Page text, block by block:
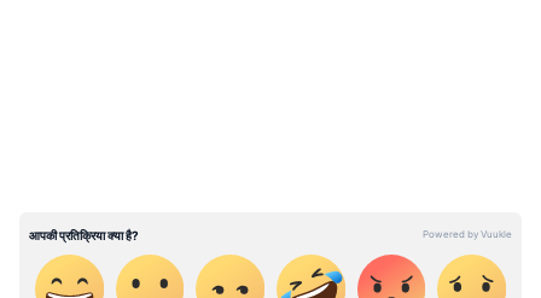
View post on Instagram